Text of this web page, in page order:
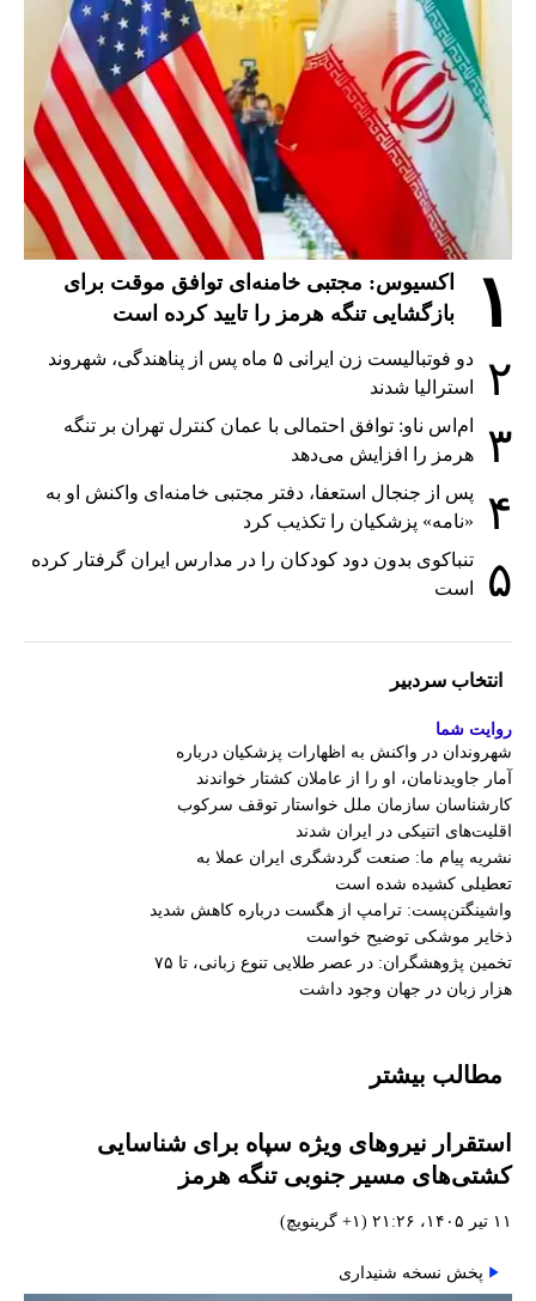
۱
اکسیوس: مجتبی خامنه‌ای توافق موقت برای
بازگشایی تنگه هرمز را تایید کرده است
۲
دو فوتبالیست زن ایرانی ۵ ماه پس از پناهندگی، شهروند
استرالیا شدند
۳
ام‌اس ناو: توافق احتمالی با عمان کنترل تهران بر تنگه
هرمز را افزایش می‌دهد
۴
پس از جنجال استعفا، دفتر مجتبی خامنه‌ای واکنش او به
«نامه» پزشکیان را تکذیب کرد
۵
تنباکوی بدون دود کودکان را در مدارس ایران گرفتار کرده
است
انتخاب سردبیر
روایت شما
شهروندان در واکنش به اظهارات پزشکیان درباره
آمار جاویدنامان، او را از عاملان کشتار خواندند
کارشناسان سازمان ملل خواستار توقف سرکوب
اقلیت‌های اتنیکی در ایران شدند
نشریه پیام ما: صنعت گردشگری ایران عملا به
تعطیلی کشیده شده است
واشینگتن‌پست: ترامپ از هگست درباره کاهش شدید
ذخایر موشکی توضیح خواست
تخمین پژوهشگران: در عصر طلایی تنوع زبانی، تا ۷۵
هزار زبان در جهان وجود داشت
مطالب بیشتر
استقرار نیروهای ویژه سپاه برای شناسایی
کشتی‌های مسیر جنوبی تنگه هرمز
۱۱ تیر ۱۴۰۵، ۲۱:۲۶ (‎+۱ گرینویچ)
پخش نسخه شنیداری